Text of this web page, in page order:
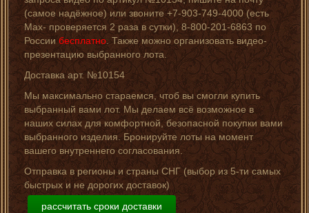
(самое надёжное) или звоните +7-903-749-4000 (есть
Мах- проверяется 2 раза в сутки), 8-800-201-6863 по
Россиибесплатно. Также можно организовать видео-
презентацию выбранного лота.
Доставка арт. №10154
Мы максимально стараемся, чтоб вы смогли купить
выбранный вами лот. Мы делаем всё возможное в
наших силах для комфортной, безопасной покупки вами
выбранного изделия. Бронируйте лоты на момент
вашего внутреннего согласования.
Отправка в регионы и страны СНГ (выбор из 5-ти самых
быстрых и не дорогих доставок)
рассчитать сроки доставки